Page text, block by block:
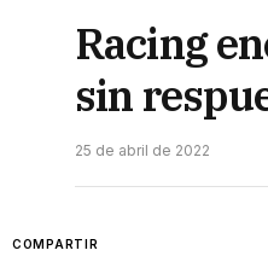
Racing
sin
25 de abril de 2022
COMPARTIR